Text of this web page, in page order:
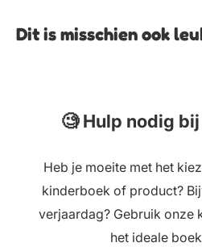
Dit is misschien ook
🧐 Hulp nodig
Heb je moeite met het
kinderboek of product?
verjaardag? Gebruik onze
het ideale